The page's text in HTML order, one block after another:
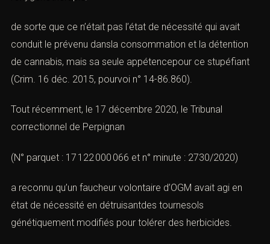
de sorte que ce n’était pas l’état de nécessité qui avait
conduit le prévenu dansla consommation et la détention
de cannabis, mais sa seule appétencepour ce stupéfiant
(Crim. 16 déc. 2015, pourvoi n° 14-86.860)
Tout récemment, le 17 décembre 2020, le Tribunal
correctionnel de Perpignan
(N° parquet : 17 122 000 066 et n° minute : 2730/2020)
a reconnu qu’un faucheur volontaire d’OGM avait agi en
état de nécessité en détruisantdes tournesols
génétiquement modifiés pour tolérer des herbicides.